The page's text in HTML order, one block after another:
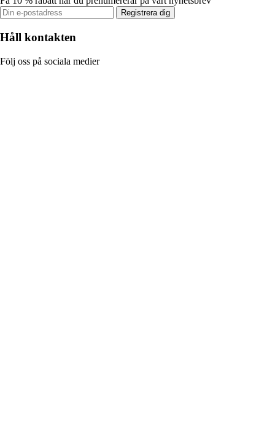
Registrera dig
Håll kontakten
Följ oss på sociala medier